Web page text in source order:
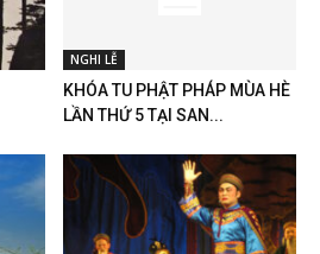
NGHI LỄ
KHÓA TU PHẬT PHÁP MÙA HÈ
LẦN THỨ 5 TẠI SAN...